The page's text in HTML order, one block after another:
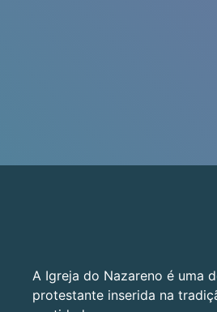
A Igreja do Nazareno é uma
protestante inserida na